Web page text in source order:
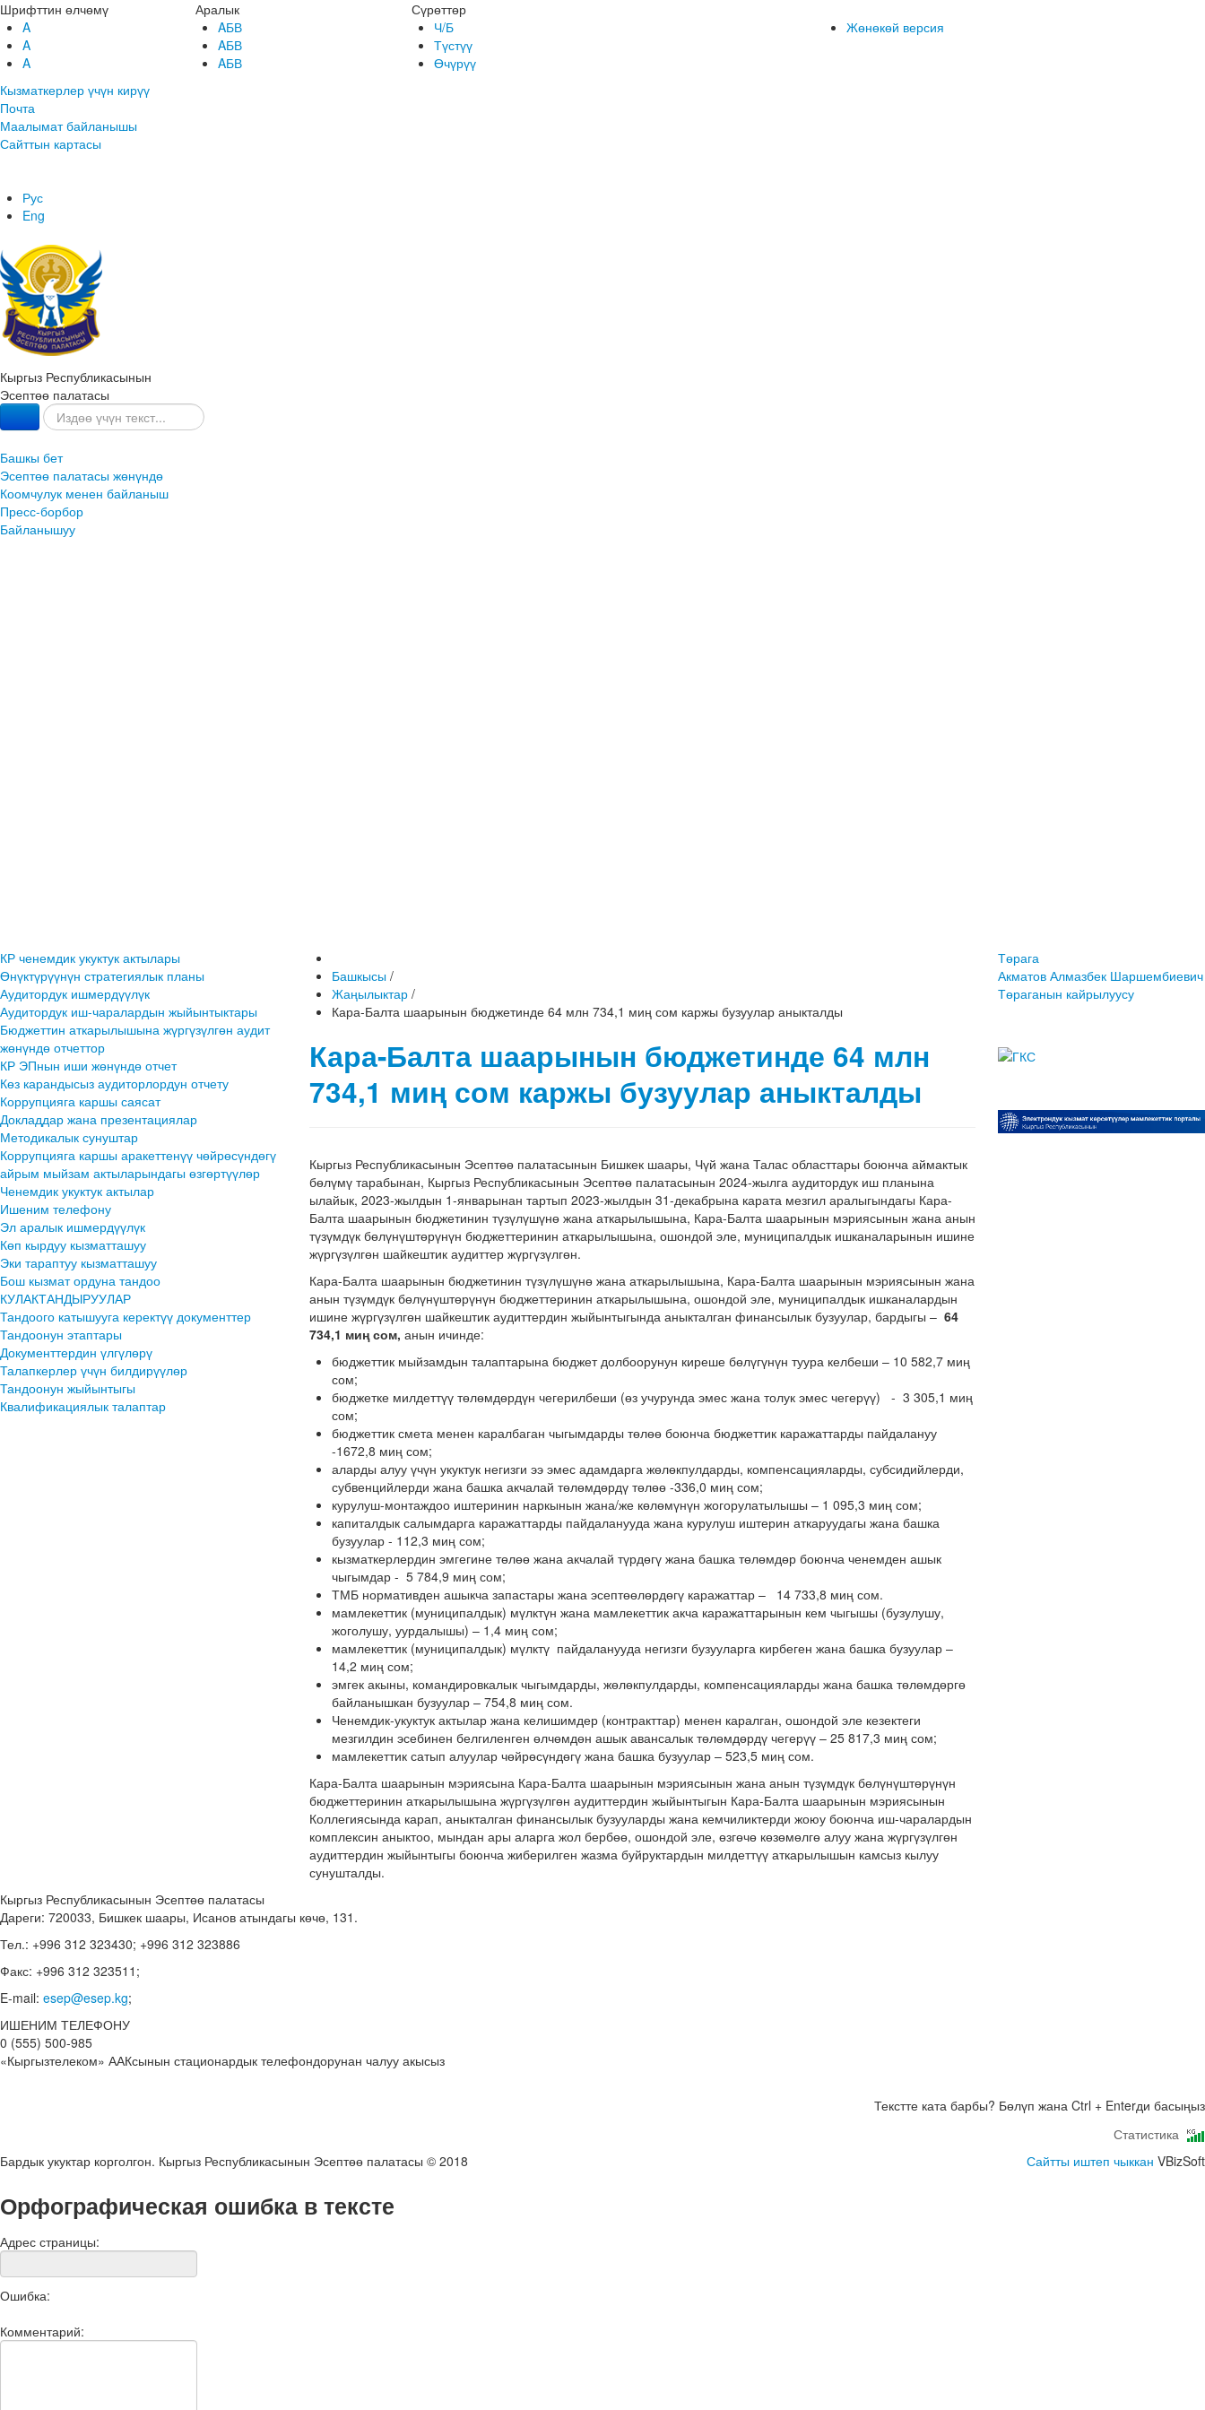
Шрифттин өлчөмү
A
A
A
Аралык
AБВ
AБВ
AБВ
Сүрөттөр
Ч/Б
Түстүү
Өчүрүү
Жөнөкөй версия
Кызматкерлер үчүн кирүү
Почта
Маалымат байланышы
Сайттын картасы
Рус
Eng
Кыргыз Республикасынын
Эсептөө палатасы
Башкы бет
Эсептөө палатасы жөнүндө
Коомчулук менен байланыш
Пресс-борбор
Байланышуу
КР ченемдик укуктук актылары
Өнүктүрүүнүн стратегиялык планы
Аудитордук ишмердүүлүк
Аудитордук иш-чаралардын жыйынтыктары
Бюджеттин аткарылышына жүргүзүлгөн аудит
жөнүндө отчеттор
КР ЭПнын иши жөнүндө отчет
Көз карандысыз аудиторлордун отчету
Коррупцияга каршы саясат
Докладдар жана презентациялар
Методикалык сунуштар
Коррупцияга каршы аракеттенүү чөйрөсүндөгү
айрым мыйзам актыларындагы өзгөртүүлөр
Ченемдик укуктук актылар
Ишеним телефону
Эл аралык ишмердүүлүк
Көп кырдуу кызматташуу
Эки тараптуу кызматташуу
Бош кызмат ордуна тандоо
КУЛАКТАНДЫРУУЛАР
Тандоого катышууга керектүү документтер
Тандоонун этаптары
Документтердин үлгүлөрү
Талапкерлер үчүн билдирүүлөр
Тандоонун жыйынтыгы
Квалификациялык талаптар
Башкысы /
Жаңылыктар /
Кара-Балта шаарынын бюджетинде 64 млн 734,1 миң сом каржы бузуулар аныкталды
Кара-Балта шаарынын бюджетинде 64 млн
734,1 миң сом каржы бузуулар аныкталды
Кыргыз Республикасынын Эсептөө палатасынын Бишкек шаары, Чүй жана Талас областтары боюнча аймактык
бөлүмү тарабынан, Кыргыз Республикасынын Эсептөө палатасынын 2024-жылга аудитордук иш планына
ылайык, 2023-жылдын 1-январынан тартып 2023-жылдын 31-декабрына карата мезгил аралыгындагы Кара-
Балта шаарынын бюджетинин түзүлүшүнө жана аткарылышына, Кара-Балта шаарынын мэриясынын жана анын
түзүмдүк бөлүнүштөрүнүн бюджеттеринин аткарылышына, ошондой эле, муниципалдык ишканаларынын ишине
жүргүзүлгөн шайкештик аудиттер жүргүзүлгөн.
Кара-Балта шаарынын бюджетинин түзүлүшүнө жана аткарылышына, Кара-Балта шаарынын мэриясынын жана
анын түзүмдүк бөлүнүштөрүнүн бюджеттеринин аткарылышына, ошондой эле, муниципалдык ишканалардын
ишине жүргүзүлгөн шайкештик аудиттердин жыйынтыгында аныкталган финансылык бузуулар, бардыгы –64
734,1 миң сом, анын ичинде:
бюджеттик мыйзамдын талаптарына бюджет долбоорунун киреше бөлүгүнүн туура келбеши – 10 582,7 миң
сом;
бюджетке милдеттүү төлөмдөрдүн чегерилбеши (өз учурунда эмес жана толук эмес чегерүү) - 3 305,1 миң
сом;
бюджеттик смета менен каралбаган чыгымдарды төлөө боюнча бюджеттик каражаттарды пайдалануу
-1672,8 миң сом;
аларды алуу үчүн укуктук негизги ээ эмес адамдарга жөлөкпулдарды, компенсацияларды, субсидийлерди,
субвенцийлерди жана башка акчалай төлөмдөрдү төлөө -336,0 миң сом;
курулуш-монтаждоо иштеринин наркынын жана/же көлөмүнүн жогорулатылышы – 1 095,3 миң сом;
капиталдык салымдарга каражаттарды пайдаланууда жана курулуш иштерин аткаруудагы жана башка
бузуулар - 112,3 миң сом;
кызматкерлердин эмгегине төлөө жана акчалай түрдөгү жана башка төлөмдөр боюнча ченемден ашык
чыгымдар - 5 784,9 миң сом;
ТМБ нормативден ашыкча запастары жана эсептөөлөрдөгү каражаттар – 14 733,8 миң сом.
мамлекеттик (муниципалдык) мүлктүн жана мамлекеттик акча каражаттарынын кем чыгышы (бузулушу,
жоголушу, уурдалышы) – 1,4 миң сом;
мамлекеттик (муниципалдык) мүлктү пайдаланууда негизги бузууларга кирбеген жана башка бузуулар –
14,2 миң сом;
эмгек акыны, командировкалык чыгымдарды, жөлөкпулдарды, компенсацияларды жана башка төлөмдөргө
байланышкан бузуулар – 754,8 миң сом.
Ченемдик-укуктук актылар жана келишимдер (контракттар) менен каралган, ошондой эле кезектеги
мезгилдин эсебинен белгиленген өлчөмдөн ашык авансалык төлөмдөрдү чегерүү – 25 817,3 миң сом;
мамлекеттик сатып алуулар чөйрөсүндөгү жана башка бузуулар – 523,5 миң сом.
Кара-Балта шаарынын мэриясына Кара-Балта шаарынын мэриясынын жана анын түзүмдүк бөлүнүштөрүнүн
бюджеттеринин аткарылышына жүргүзүлгөн аудиттердин жыйынтыгын Кара-Балта шаарынын мэриясынын
Коллегиясында карап, аныкталган финансылык бузууларды жана кемчиликтерди жоюу боюнча иш-чаралардын
комплексин аныктоо, мындан ары аларга жол бербөө, ошондой эле, өзгөчө көзөмөлгө алуу жана жүргүзүлгөн
аудиттердин жыйынтыгы боюнча жиберилген жазма буйруктардын милдеттүү аткарылышын камсыз кылуу
сунушталды.
Төрага
Акматов Алмазбек Шаршембиевич
Төраганын кайрылуусу
Кыргыз Республикасынын Эсептөө палатасы
Дареги: 720033, Бишкек шаары, Исанов атындагы көчө, 131.
Тел.: +996 312 323430; +996 312 323886
Факс: +996 312 323511;
E-mail: esep@esep.kg;
ИШЕНИМ ТЕЛЕФОНУ
0 (555) 500-985
«Кыргызтелеком» ААКсынын стационардык телефондорунан чалуу акысыз
Текстте ката барбы? Бөлүп жана Ctrl + Enterди басыңыз
Статистика
Бардык укуктар корголгон. Кыргыз Республикасынын Эсептөө палатасы © 2018
Сайтты иштеп чыккан VBizSoft
Орфографическая ошибка в тексте
Адрес страницы:
Ошибка:
Комментарий: